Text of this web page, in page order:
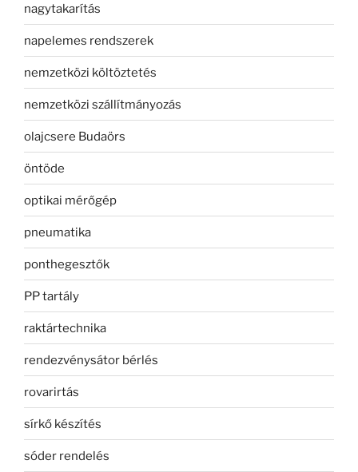
nagytakarítás
napelemes rendszerek
nemzetközi költöztetés
nemzetközi szállítmányozás
olajcsere Budaörs
öntöde
optikai mérőgép
pneumatika
ponthegesztők
PP tartály
raktártechnika
rendezvénysátor bérlés
rovarirtás
sírkő készítés
sóder rendelés